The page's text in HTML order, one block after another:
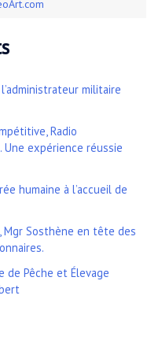
militaire
Radio
Une expérience réussie
humaine à l’accueil de
Mgr Sosthène en tête des
de Pêche et Élevage